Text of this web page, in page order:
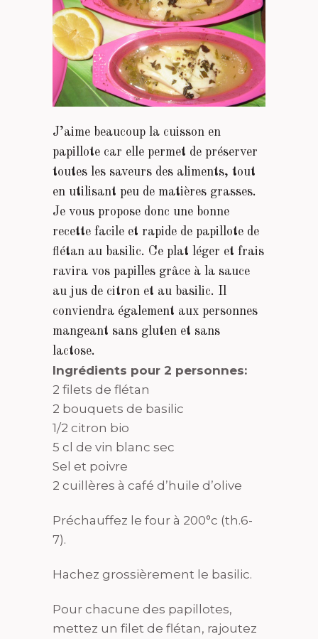
J’aime beaucoup la cuisson en
papillote car elle permet de préserver
toutes les saveurs des aliments, tout
en utilisant peu de matières grasses.
Je vous propose donc une bonne
recette facile et rapide de papillote de
flétan au basilic. Ce plat léger et frais
ravira vos papilles grâce à la sauce
au jus de citron et au basilic. Il
conviendra également aux personnes
mangeant sans gluten et sans
lactose.
Ingrédients pour 2 personnes:
2 filets de flétan
2 bouquets de basilic
1/2 citron bio
5 cl de vin blanc sec
Sel et poivre
2 cuillères à café d’huile d’olive
Préchauffez le four à 200°c (th.6-
7).
Hachez grossièrement le basilic.
Pour chacune des papillotes,
mettez un filet de flétan, rajoutez